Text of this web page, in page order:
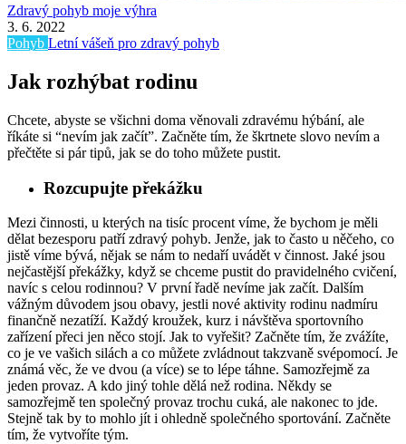
Zdravý pohyb moje výhra
3. 6. 2022
Pohyb Letní vášeň pro zdravý pohyb
Jak rozhýbat rodinu
Chcete, abyste se všichni doma věnovali zdravému hýbání, ale
říkáte si “nevím jak začít”. Začněte tím, že škrtnete slovo nevím a
přečtěte si pár tipů, jak se do toho můžete pustit.
Rozcupujte překážku
Mezi činnosti, u kterých na tisíc procent víme, že bychom je měli
dělat bezesporu patří zdravý pohyb. Jenže, jak to často u něčeho, co
jistě víme bývá, nějak se nám to nedaří uvádět v činnost. Jaké jsou
nejčastější překážky, když se chceme pustit do pravidelného cvičení,
navíc s celou rodinnou? V první řadě nevíme jak začít. Dalším
vážným důvodem jsou obavy, jestli nové aktivity rodinu nadmíru
finančně nezatíží. Každý kroužek, kurz i návštěva sportovního
zařízení přeci jen něco stojí. Jak to vyřešit? Začněte tím, že zvážíte,
co je ve vašich silách a co můžete zvládnout takzvaně svépomocí. Je
známá věc, že ve dvou (a více) se to lépe táhne. Samozřejmě za
jeden provaz. A kdo jiný tohle dělá než rodina. Někdy se
samozřejmě ten společný provaz trochu cuká, ale nakonec to jde.
Stejně tak by to mohlo jít i ohledně společného sportování. Začněte
tím, že vytvoříte tým.